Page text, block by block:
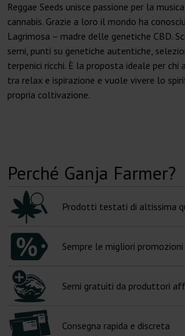
Reggae Seeds unisce passione per la
cannabis. Grazie a loro il mondo ha
Lagrimosa – madre delle genetiche CBD.
semi, punti su genetiche autentiche,
terpenici ricchi. È la proposta ideale per chi
tra relax e ispirazione e vuole vivere lo
propria coltivazione.
Perché Ganja Farmer?
Prodotti testati di altissima
Sempre le migliori promozioni
Semi gratuiti da produttori
Consegna rapida e discreta